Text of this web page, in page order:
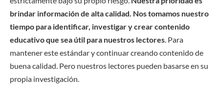
brindar información de alta calidad. Nos tomamos nuestro
tiempo para identificar, investigar y crear contenido
educativo que sea útil para nuestros lectores. Para
mantener este estándar y continuar creando contenido de
buena calidad. Pero nuestros lectores pueden basarse en su
propia investigación.